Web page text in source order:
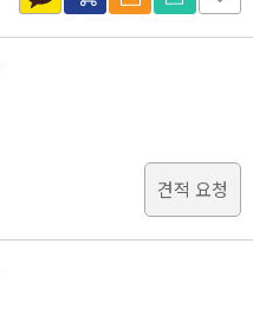
견적 요청